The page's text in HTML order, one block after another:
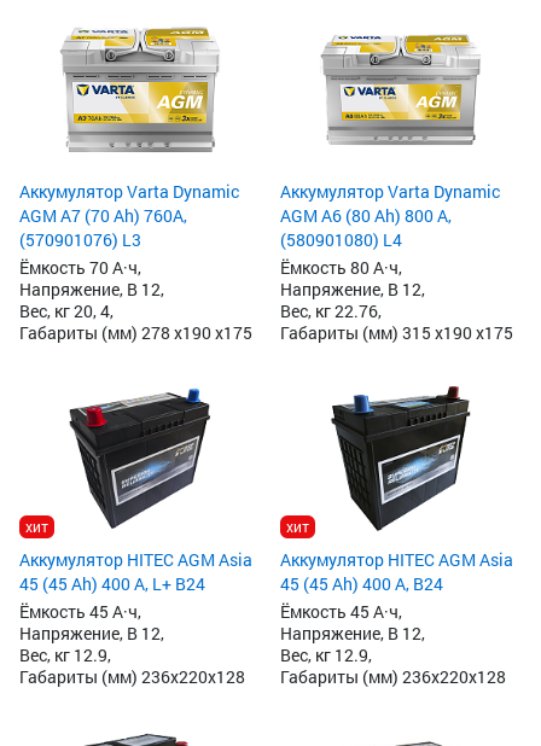
Аккумулятор Varta Dynamic
AGM A7 (70 Ah) 760A,
(570901076) L3
Ёмкость 70 А·ч,
Напряжение, В 12,
Вес, кг 20, 4,
Габариты (мм) 278 x190 x175
Аккумулятор Varta Dynamic
AGM A6 (80 Ah) 800 А,
(580901080) L4
Ёмкость 80 А·ч,
Напряжение, В 12,
Вес, кг 22.76,
Габариты (мм) 315 x190 x175
хит
Аккумулятор HITEC AGM Asia
45 (45 Ah) 400 А, L+ B24
Ёмкость 45 А·ч,
Напряжение, В 12,
Вес, кг 12.9,
Габариты (мм) 236x220x128
хит
Аккумулятор HITEC AGM Asia
45 (45 Ah) 400 А, B24
Ёмкость 45 А·ч,
Напряжение, В 12,
Вес, кг 12.9,
Габариты (мм) 236x220x128